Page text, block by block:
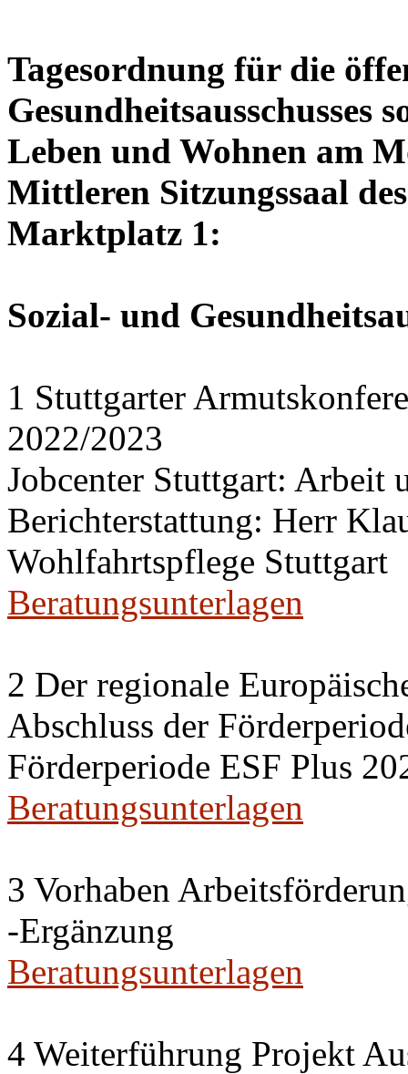
Tagesordnung für die
Gesundheitsausschusses
Leben und Wohnen am
Mittleren Sitzungssaal
Marktplatz 1:
Sozial- und
1 Stuttgarter
2022/2023
Jobcenter Stuttgart: Arbeit
Berichterstattung: Herr
Wohlfahrtspflege Stuttgart
Beratungsunterlagen
2 Der regionale
Abschluss der
Förderperiode ESF Plus
Beratungsunterlagen
3 Vorhaben
-Ergänzung
Beratungsunterlagen
4 Weiterführung Projekt